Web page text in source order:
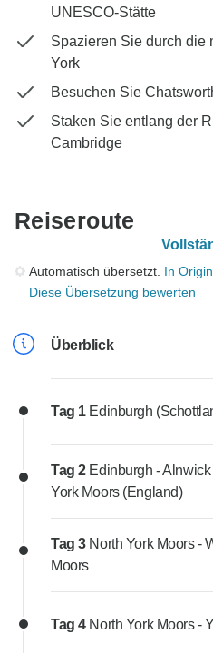
UNESCO-Stätte
Spazieren Sie durch die
York
Besuchen Sie
Staken Sie entlang der
Cambridge
Reiseroute
Automatisch übersetzt. In
Diese Übersetzung bewerten
Überblick
Tag 1 Edinburgh
Tag 2 Edinburgh -
York Moors (England)
Tag 3 North York Moors -
Moors
Tag 4 North York Moors -